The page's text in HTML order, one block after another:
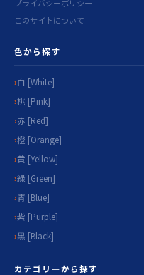
プライバシーポリシー
このサイトについて
色から探す
白 [White]
桃 [Pink]
赤 [Red]
橙 [Orange]
黄 [Yellow]
緑 [Green]
青 [Blue]
紫 [Purple]
黒 [Black]
カテゴリーから探す